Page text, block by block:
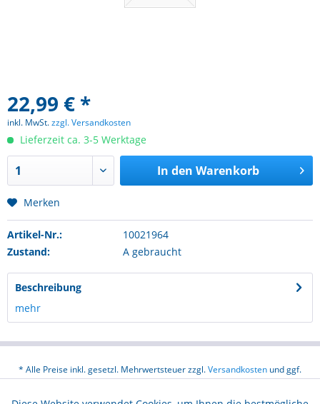
22,99 € *
inkl. MwSt.zzgl. Versandkosten
Lieferzeit ca. 3-5 Werktage
In den Warenkorb
Merken
Artikel-Nr.:
10021964
Zustand:
A gebraucht
Beschreibung
mehr
* Alle Preise inkl. gesetzl. Mehrwertsteuer zzgl.Versandkosten und ggf.